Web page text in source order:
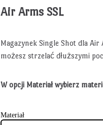
Air Arms SSL
Magazynek Single Shot dla
możesz strzelać dłuższymi
W opcji Materiał wybierz
Materiał